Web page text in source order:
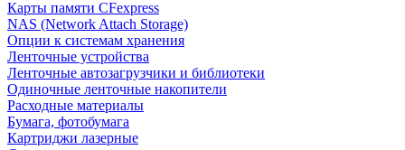
Карты памяти CFexpress
NAS (Network Attach Storage)
Опции к системам хранения
Ленточные устройства
Ленточные автозагрузчики и библиотеки
Одиночные ленточные накопители
Расходные материалы
Бумага, фотобумага
Картриджи лазерные